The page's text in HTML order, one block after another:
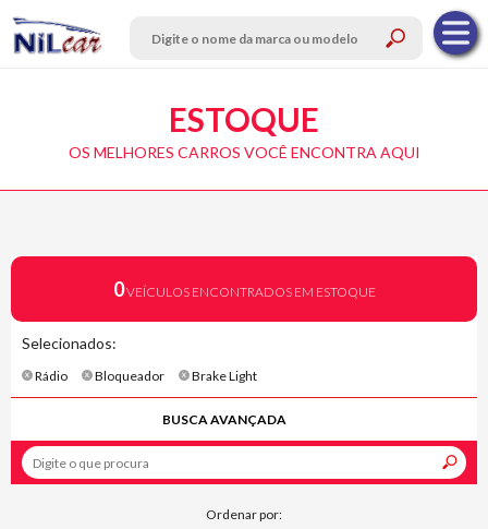
ESTOQUE
OS MELHORES CARROS VOCÊ ENCONTRA AQUI
0VEÍCULOS ENCONTRADOS EM ESTOQUE
Selecionados:
Rádio Bloqueador Brake Light
BUSCA AVANÇADA
Ordenar por: